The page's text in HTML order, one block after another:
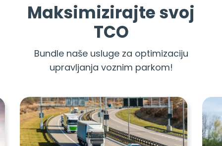
Maksimizirajte svoj
TCO
Bundle naše usluge za optimizaciju
upravljanja voznim parkom!